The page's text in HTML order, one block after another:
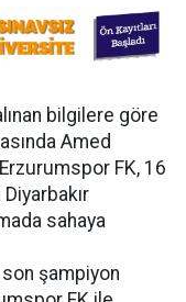
bilgilere göre
Amed
FK, 16
sahaya
şampiyon